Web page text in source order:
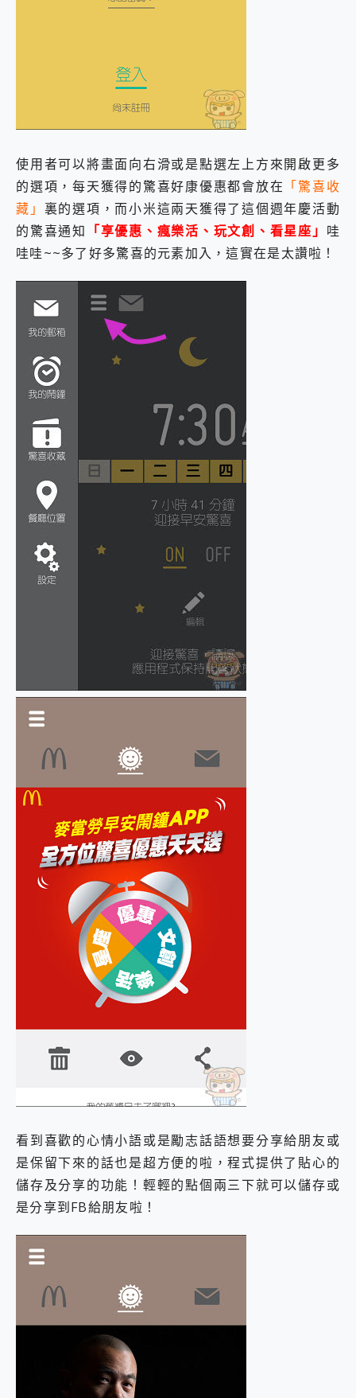
使用者可以將畫面向右滑或是點選左上方來開啟更多
的選項，每天獲得的驚喜好康優惠都會放在 「驚喜收
藏」 裏的選項，而小米這兩天獲得了這個週年慶活動
的驚喜通知 「享優惠、瘋樂活、玩文創、看星座」 哇
哇哇~~多了好多驚喜的元素加入，這實在是太讚啦！
看到喜歡的心情小語或是勵志話語想要分享給朋友或
是保留下來的話也是超方便的啦，程式提供了貼心的
儲存及分享的功能！輕輕的點個兩三下就可以儲存或
是分享到FB給朋友啦！